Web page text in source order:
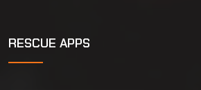
RESCUE APPS